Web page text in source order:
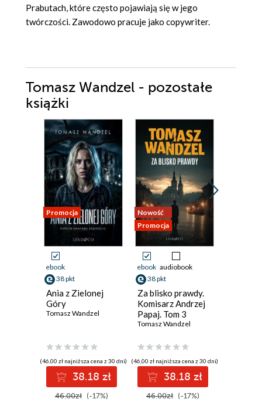
Prabutach, które często pojawiają się w jego
twórczości. Zawodowo pracuje jako copywriter.
Tomasz Wandzel - pozostałe
książki
Promocja
ebook
38 pkt
Ania z Zielonej
Góry
Tomasz Wandzel
(46,00 zł najniższa cena z 30 dni)
38.18 zł
46.00zł (-17%)
Nowość
Promocja
ebook audiobook
38 pkt
Za blisko prawdy.
Komisarz Andrzej
Papaj. Tom 3
Tomasz Wandzel
(46,00 zł najniższa cena z 30 dni)
38.18 zł
46.00zł (-17%)